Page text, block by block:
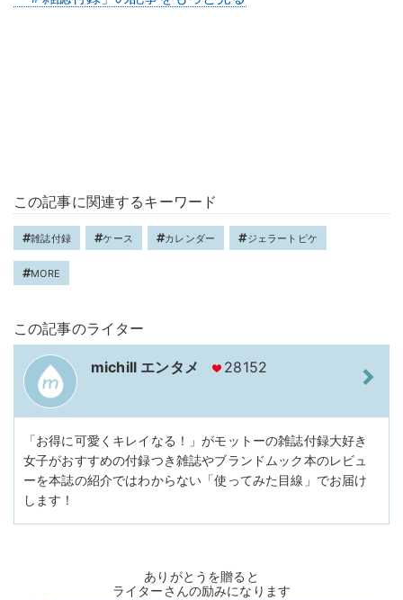
この記事に関連するキーワード
雑誌付録 ケース カレンダー ジェラートピケ
MORE
この記事のライター
michill エンタメ 28152
「お得に可愛くキレイなる！」がモットーの雑誌付録大好き
女子がおすすめの付録つき雑誌やブランドムック本のレビュ
ーを本誌の紹介ではわからない「使ってみた目線」でお届け
します！
ありがとうを贈ると
ライターさんの励みになります